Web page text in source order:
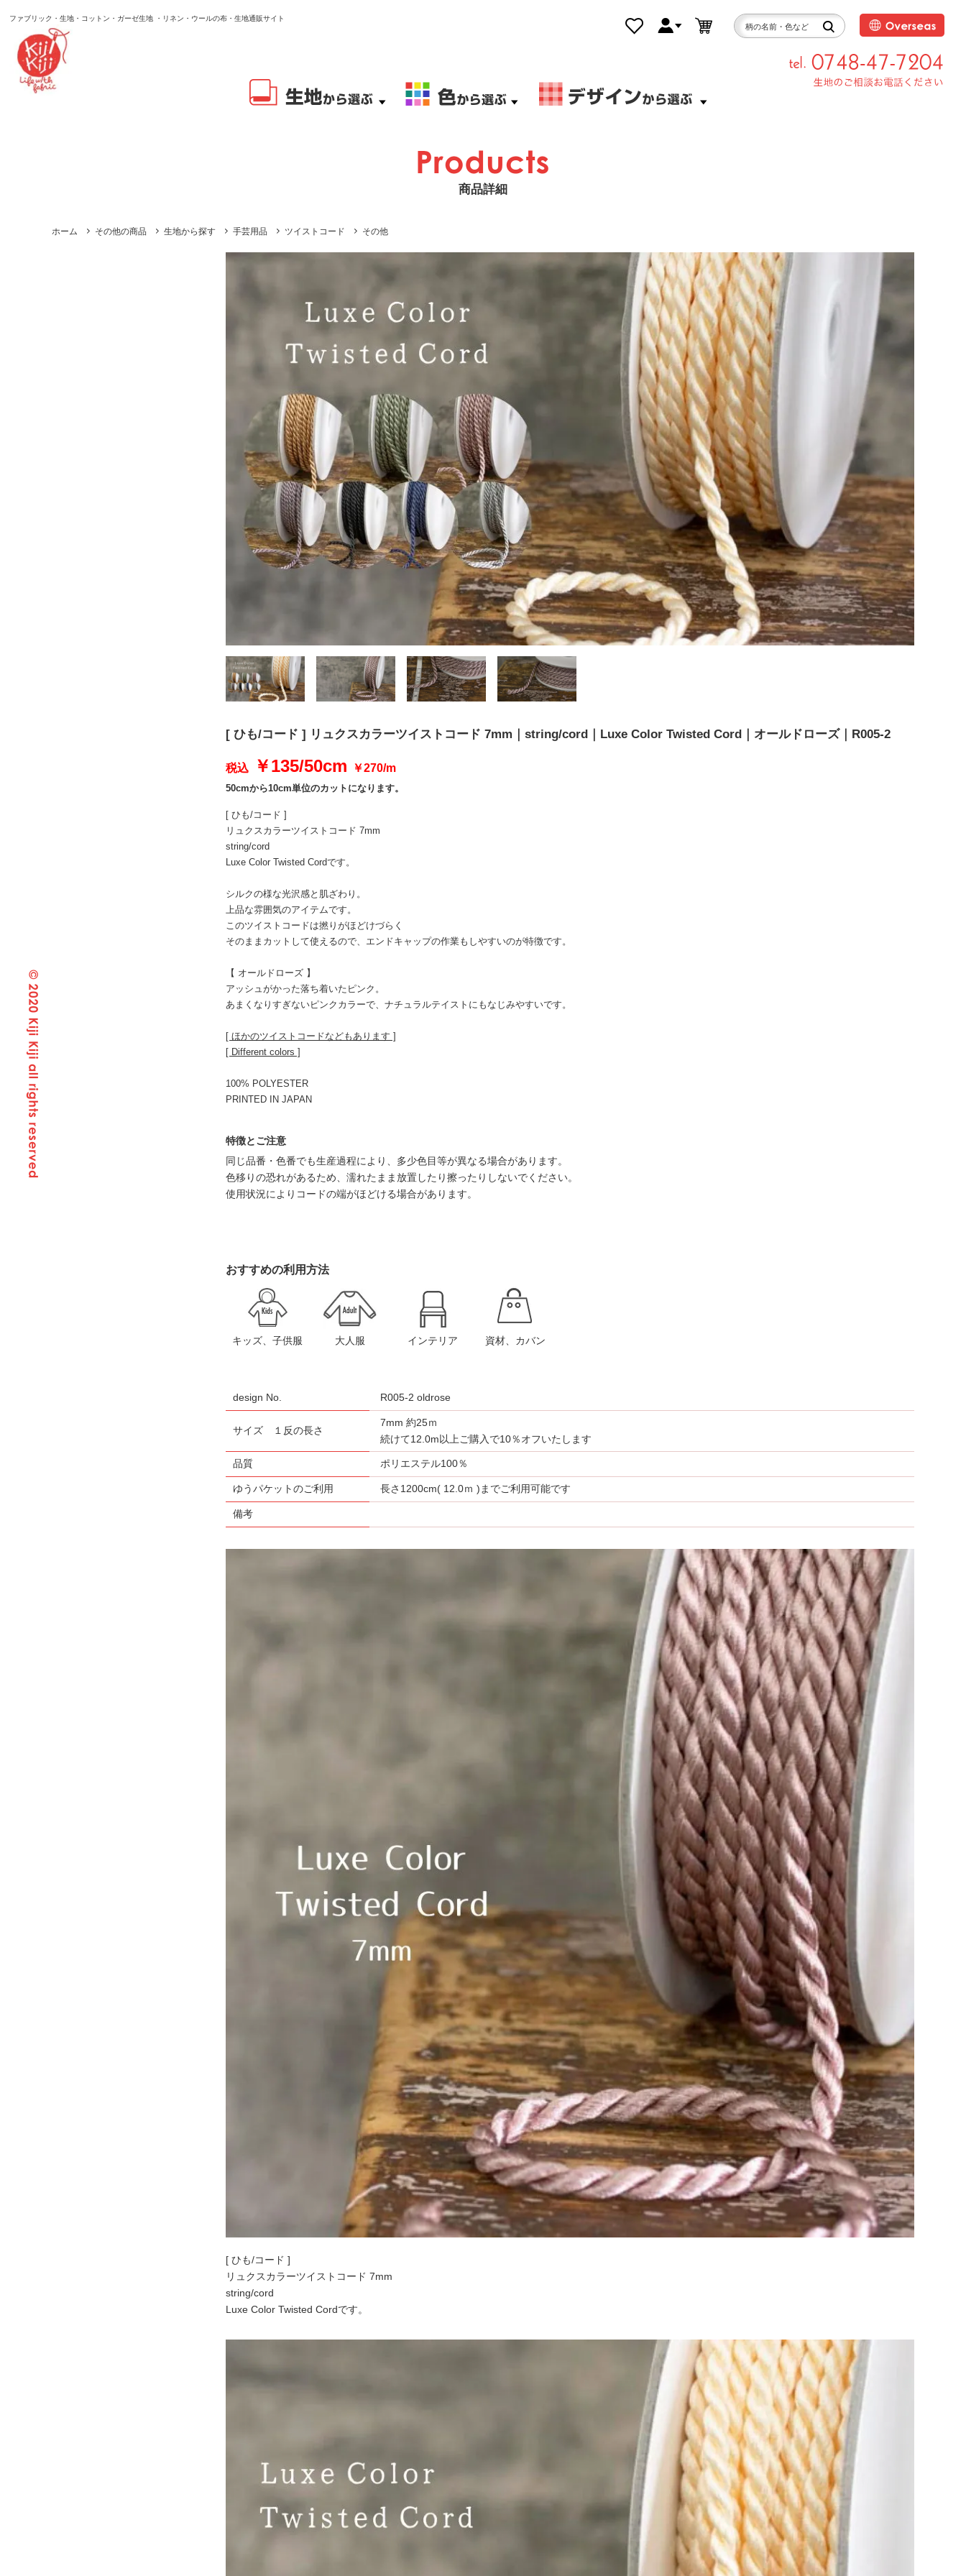
ファブリック・生地・コットン・ガーゼ生地 ・リネン・ウールの布・生地通販サイト
商品詳細
ホーム その他の商品 生地から探す 手芸用品 ツイストコード その他
[ ひも/コード ] リュクスカラーツイストコード 7mm｜string/cord｜Luxe Color Twisted Cord｜オールドローズ｜R005-2
税込 ￥135/50cm ￥270/m
50cmから10cm単位のカットになります。
[ ひも/コード ]
リュクスカラーツイストコード 7mm
string/cord
Luxe Color Twisted Cordです。
シルクの様な光沢感と肌ざわり。
上品な雰囲気のアイテムです。
このツイストコードは撚りがほどけづらく
そのままカットして使えるので、エンドキャップの作業もしやすいのが特徴です。
【 オールドローズ 】
アッシュがかった落ち着いたピンク。
あまくなりすぎないピンクカラーで、ナチュラルテイストにもなじみやすいです。
[ ほかのツイストコードなどもあります ]
[ Different colors ]
100% POLYESTER
PRINTED IN JAPAN
特徴とご注意
同じ品番・色番でも生産過程により、多少色目等が異なる場合があります。
色移りの恐れがあるため、濡れたまま放置したり擦ったりしないでください。
使用状況によりコードの端がほどける場合があります。
おすすめの利用方法
キッズ、子供服 大人服 インテリア 資材、カバン
design No. R005-2 oldrose
サイズ １反の長さ
7mm 約25ｍ
続けて12.0m以上ご購入で10％オフいたします
品質 ポリエステル100％
ゆうパケットのご利用 長さ1200cm( 12.0ｍ )までご利用可能です
備考
[ ひも/コード ]
リュクスカラーツイストコード 7mm
string/cord
Luxe Color Twisted Cordです。